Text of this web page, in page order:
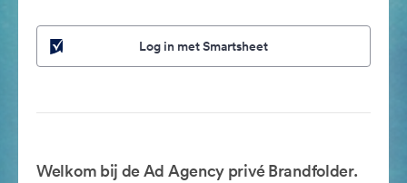
Log in met Smartsheet
Welkom bij de Ad Agency privé Brandfolder.